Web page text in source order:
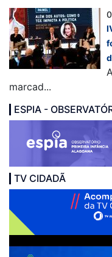
marcad...
ESPIA -
TV CIDADÃ